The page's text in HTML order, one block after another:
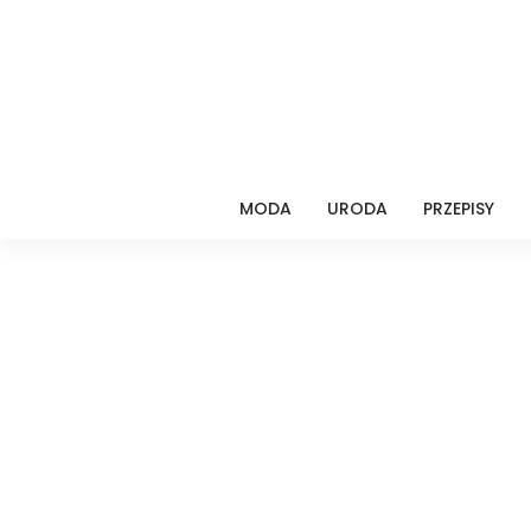
MODA URODA PRZEPISY